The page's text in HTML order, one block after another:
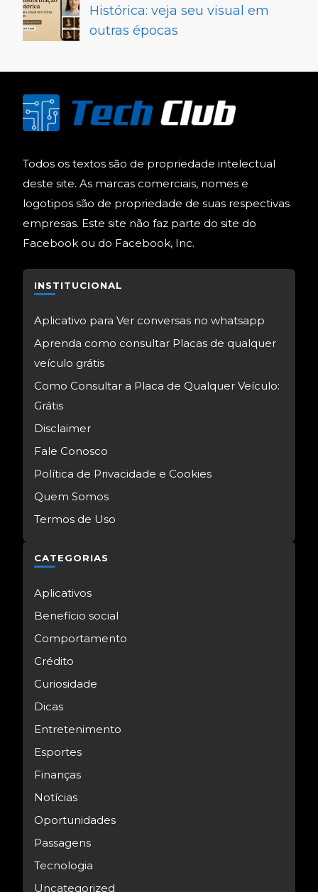
Histórica: veja seu visual em
outras épocas
Todos os textos são de propriedade intelectual
deste site. As marcas comerciais, nomes e
logotipos são de propriedade de suas respectivas
empresas. Este site não faz parte do site do
Facebook ou do Facebook, Inc.
INSTITUCIONAL
Aplicativo para Ver conversas no whatsapp
Aprenda como consultar Placas de qualquer
veículo grátis
Como Consultar a Placa de Qualquer Veículo:
Grátis
Disclaimer
Fale Conosco
Política de Privacidade e Cookies
Quem Somos
Termos de Uso
CATEGORIAS
Aplicativos
Benefício social
Comportamento
Crédito
Curiosidade
Dicas
Entretenimento
Esportes
Finanças
Notícias
Oportunidades
Passagens
Tecnologia
Uncategorized